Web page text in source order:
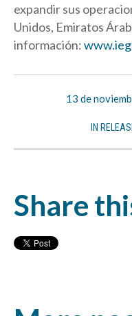
expandir sus
Unidos, Emiratos
información:
13 de
IN
Share